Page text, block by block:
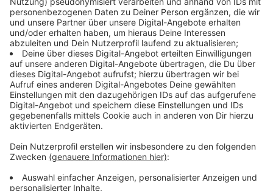
Vor Nordrhein liegen demnach nur die Stadtstaaten
Hamburg (310), Bremen (308) und Berlin (299). Hinter
Westfalen-Lippe liegen nur Sachsen-Anhalt (204) und
Brandenburg (201). Gelistet wurden die Ärztinnen und
Ärzte sowie Psychotherapeuten nach den jeweiligen
KV-Regionen, also alle Bundesländer, nur NRW wird
nach den Regionen Nordrhein und Westfalen-Lippe
aufgeteilt. Der Teilzeitanteil stieg bundesweit von
Anzeige